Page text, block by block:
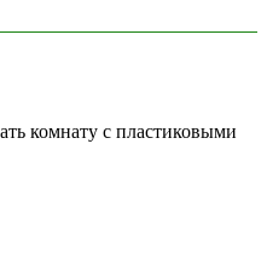
комнату с пластиковыми